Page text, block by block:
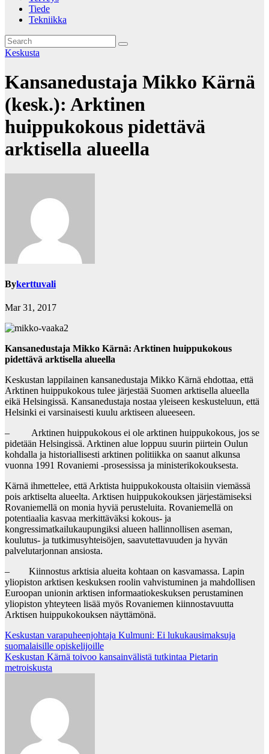
Tiede
Tekniikka
Keskusta
Kansanedustaja Mikko Kärnä
(kesk.): Arktinen
huippukokous pidettävä
arktisella alueella
Bykerttuvali
Mar 31, 2017
Kansanedustaja Mikko Kärnä: Arktinen huippukokous
pidettävä arktisella alueella
Keskustan lappilainen kansanedustaja Mikko Kärnä ehdottaa, että
Arktinen huippukokous tulee järjestää Suomen arktisella alueella
eikä Helsingissä. Kansanedustaja nostaa yleiseen keskusteluun, että
Helsinki ei varsinaisesti kuulu arktiseen alueeseen.
– Arktinen huippukokous ei ole arktinen huippukokous, jos se
pidetään Helsingissä. Arktinen alue loppuu suurin piirtein Oulun
kohdalla ja historiallisesti arktinen politiikka on saanut alkunsa
vuonna 1991 Rovaniemi -prosessissa ja ministerikokouksesta.
Kärnä ihmettelee, että Arktista huippukokousta oltaisiin viemässä
pois arktiselta alueelta. Arktisen huippukokouksen järjestämiseksi
Rovaniemellä on monia hyviä perusteluita. Rovaniemellä on
potentiaalia kasvaa merkittäväksi kokous- ja
kongressimatkailukaupungiksi alueen hallinnollisen aseman,
koulutus- ja tutkimusyhteisöjen, saavutettavuuden ja hyvän
palvelutarjonnan ansiosta.
– Kiinnostus arktisia alueita kohtaan on kasvamassa. Lapin
yliopiston arktisen keskuksen roolin vahvistuminen ja mahdollisen
Euroopan unionin arktisen informaatiokeskuksen perustaminen
yliopiston yhteyteen lisää myös Rovaniemen kiinnostavuutta
Arktisen huippukokouksen näyttämönä.
Post
navigation
Keskustan varapuheenjohtaja Kulmuni: Ei lukukausimaksuja
suomalaisille opiskelijoille
Keskustan Kärnä toivoo kansainvälistä tutkintaa Pietarin
metroiskusta